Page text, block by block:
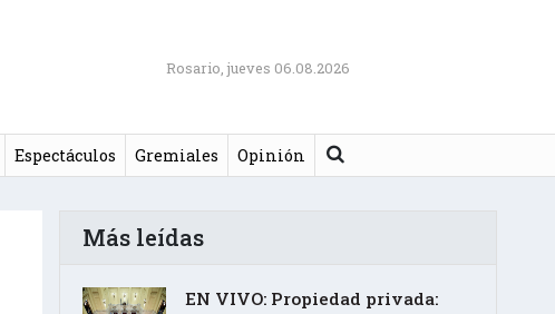
Rosario, jueves 06.08.2026
Espectáculos Gremiales Opinión Buscar
Más leídas
EN VIVO: Propiedad privada: